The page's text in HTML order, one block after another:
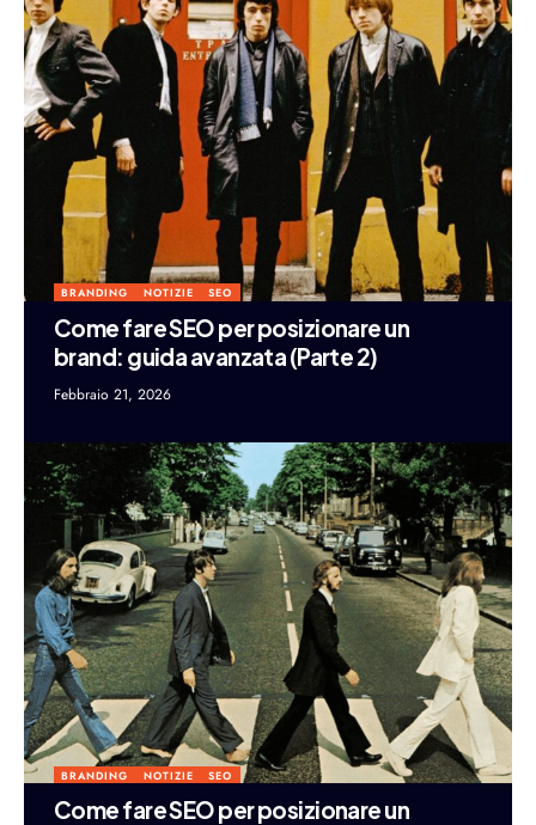
BRANDING NOTIZIE SEO
Come fare SEO per posizionare un
brand: guida avanzata (Parte 2)
Febbraio 21, 2026
BRANDING NOTIZIE SEO
Come fare SEO per posizionare un